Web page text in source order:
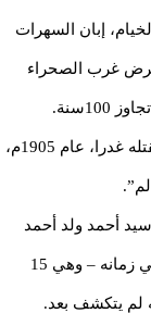
إبان السهرات
غرب الصحراء
هذا الرجل، بهذه السن وبهذه الشهرة، هو الذي سيقتله غدرا، عام 1905م،
سيد أحمد ولد أحمد
ولد عيده الذي لم يصل بعد إلى سن رشد الرجال في زمانه – وهي 15
لم يتكشف بعد.